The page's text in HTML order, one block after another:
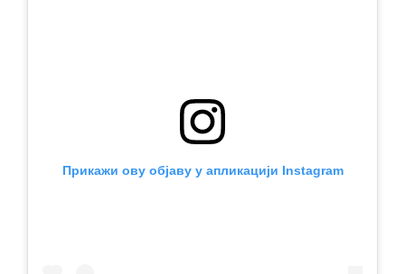
Прикажи ову објаву у апликацији Instagram